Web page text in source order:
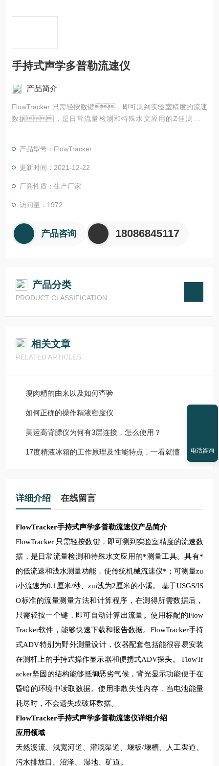
手持式声学多普勒流速仪
产品简介
FlowTracker 只需轻按数键，即可测到实验室精度的流速
数据，是日常流量检测和特殊水文应用的Z佳测量工
具。具有*的低流速和浅水测量功能，使传统机械流
产品型号：FlowTracker
更新时间：2021-12-22
厂商性质：生产厂家
访问量：1972
产品咨询 18086845117
产品分类
PRODUCT CLASSIFICATION
相关文章
RELATED ARTICLES
瘦肉精的由来以及如何查验
如何正确的操作精液密度仪
美运高背膘仪为何有3层连接，怎么使用？
17度精液冰箱的工作原理及性能特点，一看就懂
详细介绍 在线留言
FlowTracker手持式声学多普勒流速仪产品简介
FlowTracker 只需轻按数键，即可测到实验室精度的流速数
据，是日常流量检测和特殊水文应用的*测量工具。具有*
的低流速和浅水测量功能，使传统机械流速仪*；可测量zu
i小流速为0.1厘米/秒、zui浅为2厘米的小溪。 基于USGS/IS
O标准的流量测量方法和计算程序，在测得所需数据后，
只需轻按一个键，即可自动计算出流量。使用标配的Flow
Tracker软件，能够快速下载和报告数据。FlowTracker手持
式ADV特别为野外测量设计，仪器配套包括能很容易安装
在测杆上的手持式操作显示器和便携式ADV探头。 FlowTr
acker坚固的结构能够抵御恶劣气候，背光显示功能便于在
昏暗的环境中读取数据。使用非散失性内存，当电池能量
耗尽时，不会遗失或破坏数据。
FlowTracker手持式声学多普勒流速仪详细介绍
应用领域
天然溪流、浅宽河道、灌溉渠道、堰板/堰槽、人工渠道、
污水排放口、沼泽、 湿地、矿道。
电话咨询